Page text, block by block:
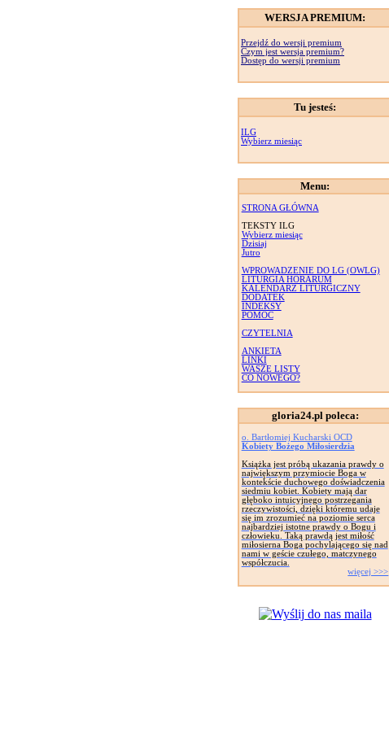
WERSJA PREMIUM:
Przejdź do wersji premium
Czym jest wersja premium?
Dostęp do wersji premium
Tu jesteś:
ILG
Wybierz miesiąc
Menu:
STRONA GŁÓWNA
TEKSTY ILG
Wybierz miesiąc
Dzisiaj
Jutro
WPROWADZENIE DO LG (OWLG)
LITURGIA HORARUM
KALENDARZ LITURGICZNY
DODATEK
INDEKSY
POMOC
CZYTELNIA
ANKIETA
LINKI
WASZE LISTY
CO NOWEGO?
gloria24.pl poleca:
o. Bartłomiej Kucharski OCD
Kobiety Bożego Miłosierdzia
Książka jest próbą ukazania prawdy o
największym przymiocie Boga w
kontekście duchowego doświadczenia
siedmiu kobiet. Kobiety mają dar
głęboko intuicyjnego postrzegania
rzeczywistości, dzięki któremu udaje
się im zrozumieć na poziomie serca
najbardziej istotne prawdy o Bogu i
człowieku. Taką prawdą jest miłość
miłosierna Boga pochylającego się nad
nami w geście czułego, matczynego
współczucia.
więcej >>>